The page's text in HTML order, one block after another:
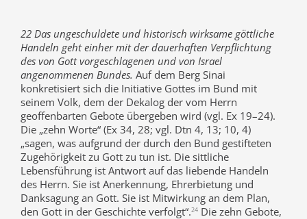
22 Das ungeschuldete und historisch wirksame göttliche
Handeln geht einher mit der dauerhaften Verpflichtung
des von Gott vorgeschlagenen und von Israel
angenommenen Bundes. Auf dem Berg Sinai
konkretisiert sich die Initiative Gottes im Bund mit
seinem Volk, dem der Dekalog der vom Herrn
geoffenbarten Gebote übergeben wird (vgl. Ex 19–24).
Die „zehn Worte“ (Ex 34, 28; vgl. Dtn 4, 13; 10, 4)
„sagen, was aufgrund der durch den Bund gestifteten
Zugehörigkeit zu Gott zu tun ist. Die sittliche
Lebensführung ist Antwort auf das liebende Handeln
des Herrn. Sie ist Anerkennung, Ehrerbietung und
Danksagung an Gott. Sie ist Mitwirkung an dem Plan,
den Gott in der Geschichte verfolgt“.24 Die zehn Gebote,